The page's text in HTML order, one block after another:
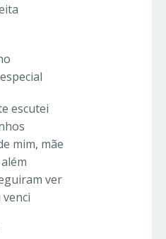
escutei
mim, mãe
ver